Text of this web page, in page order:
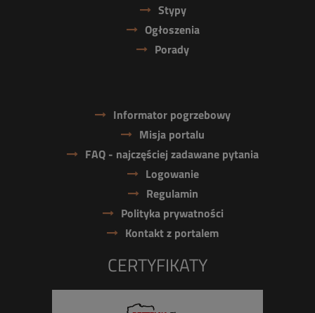
Stypy
Ogłoszenia
Porady
Informator pogrzebowy
Misja portalu
FAQ - najczęściej zadawane pytania
Logowanie
Regulamin
Polityka prywatności
Kontakt z portalem
CERTYFIKATY